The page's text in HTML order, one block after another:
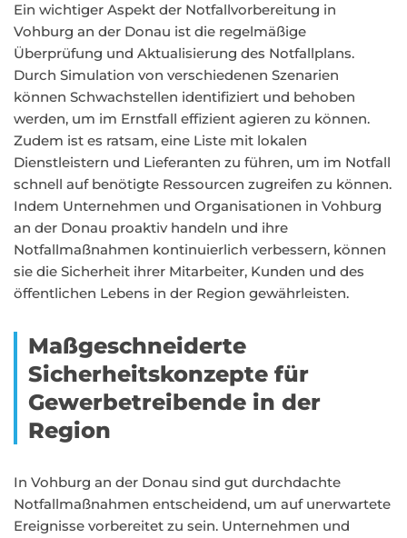
Ein wichtiger Aspekt der Notfallvorbereitung in
Vohburg an der Donau ist die regelmäßige
Überprüfung und Aktualisierung des Notfallplans.
Durch Simulation von verschiedenen Szenarien
können Schwachstellen identifiziert und behoben
werden, um im Ernstfall effizient agieren zu können.
Zudem ist es ratsam, eine Liste mit lokalen
Dienstleistern und Lieferanten zu führen, um im Notfall
schnell auf benötigte Ressourcen zugreifen zu können.
Indem Unternehmen und Organisationen in Vohburg
an der Donau proaktiv handeln und ihre
Notfallmaßnahmen kontinuierlich verbessern, können
sie die Sicherheit ihrer Mitarbeiter, Kunden und des
öffentlichen Lebens in der Region gewährleisten.
Maßgeschneiderte
Sicherheitskonzepte für
Gewerbetreibende in der
Region
In Vohburg an der Donau sind gut durchdachte
Notfallmaßnahmen entscheidend, um auf unerwartete
Ereignisse vorbereitet zu sein. Unternehmen und